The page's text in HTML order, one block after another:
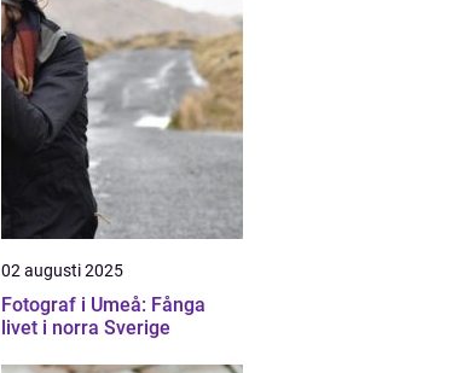
02 augusti 2025
Fotograf i Umeå: Fånga
livet i norra Sverige